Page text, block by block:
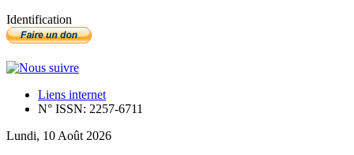
Identification
Liens internet
N° ISSN: 2257-6711
Lundi, 10 Août 2026